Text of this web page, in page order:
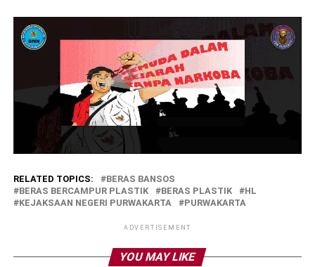
RELATED TOPICS:
BERAS BANSOS
BERAS BERCAMPUR PLASTIK
BERAS PLASTIK
HL
KEJAKSAAN NEGERI PURWAKARTA
PURWAKARTA
ADVERTISEMENT
YOU MAY LIKE